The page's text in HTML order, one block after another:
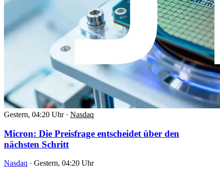
Gestern, 04:20 Uhr · Nasdaq
Micron: Die Preisfrage entscheidet über den
nächsten Schritt
Nasdaq · Gestern, 04:20 Uhr